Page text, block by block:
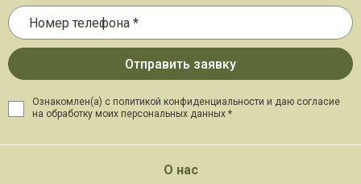
Ознакомлен(а) с политикой конфиденциальности и даю согласие
на обработку моих персональных данных *
О нас